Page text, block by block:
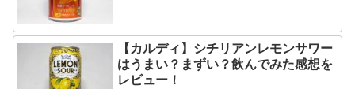
【カルディ】シチリアンレモンサワー
はうまい？まずい？飲んでみた感想を
レビュー！